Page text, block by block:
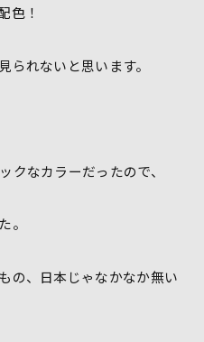
色！
られないと思います。
クなカラーだったので、
。
の、日本じゃなかなか無い